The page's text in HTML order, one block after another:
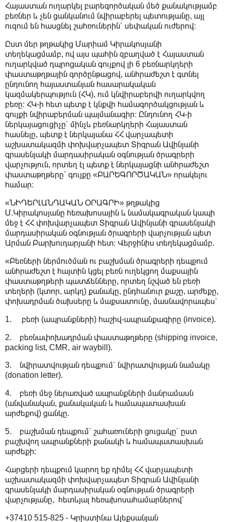
Հայաստան ուղարկել բարեգործական մեծ քանակությամբ
բեռներ և չեն ցանկանում նվիրաբերել պետությանը, այլ
ուզում են հասցնել շահռուներին՝ սեփական ուժերով։
Ըստ մեր թղթակից Մարիամ Կիրակոսյանի
տեղեկացմամբ, ով այս պահին զբաղված է Հայաստան
ուղարկված դպրոցական գույքով լի 6 բեռնարկղերի
փաստաթղթային գործընթացով, անհրաժեշտ է գտնել
ընդունող հայաստանյան հասարակական
կազմակերպություն (ՀԿ), ում կնվիրաբերվի ուղարկվող
բեռը։ ՀԿ-ի հետ պետք է կնքվի համագործակցության և
գույքի նվիրաբերման պայմանագիր։ Ընդունող ՀԿ-ի
ներկայացուցիչը՝ մինչև բեռնարկղերի Հայաստան
հասնելը, պետք է ներկայանա ՀՀ վարչապետի
աշխատակազմի փոխվարչապետ Տիգրան Ավինյանի
գրասենյակի մարդասիրական օգնության ծրագրերի
վարչություն, որտեղ էլ պետք է ներկայացնի անհրաժեշտ
փաստաթղթերը՝ գույքը «ԲԱՐԵԳՈՐԾԱԿԱՆ» որակելու
համար։
«ՆԻԴԵՐԼԱՆԴԱԿԱՆ ՕՐԱԳՐԻ» թղթակից
Մ.Կիրակոսյանը հեռախոսային և նամակագրական կապի
մեջ է ՀՀ փոխվարչապետ Տիգրան Ավինյանի գրասենյակի
մարդասիրական օգնության ծրագրերի վարչության պետ
Արման Բարխուդարյանի հետ։ Վերջինիս տեղեկացմամբ.
«Բեռների ներմուծման ու բաշխման ծրագրերի դեպքում
անհրաժեշտ է հայտին կցել բեռն ուղեկցող մաքսային
փաստաթղթերի պատճենները, որտեղ նշված են բեռի
տեղերի (կտոր, արկղ) քանակը, ընդհանուր քաշը, արժեքը,
փոխադրման ծախսերը և մաքսատունը, մասնավորապես՝
1. բեռի (ապրանքների) հաշիվ-ապրանքագիրը (invoice).
2. բեռնափոխադրման փաստաթղթերը (shipping invoice,
packing list, CMR, air waybill).
3. նվիրատվության դեպքում՝ նվիրատվության նամակը
(donation letter).
4. բեռի մեջ ներառված ապրանքների մանրամասն
(անվանական, քանակական և համապատասխան
արժեքով) ցանկը.
5. բաշխման դեպքում՝ շահառուների ցուցակը՝ ըստ
բաշխվող ապրանքների քանակի և համապատասխան
արժեքի:
Հարցերի դեպքում կարող եք դիմել ՀՀ վարչապետի
աշխատակազմի փոխվարչապետ Տիգրան Ավինյանի
գրասենյակի մարդասիրական օգնության ծրագրերի
վարչությանը, հետևյալ հեռախոսահամարներով՝
+37410 515-825 - Կրիստինա Ալեքսանյան